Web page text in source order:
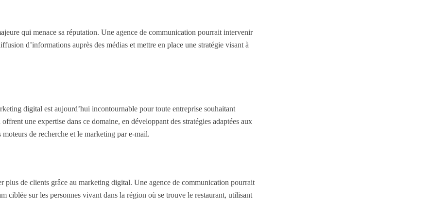
qui menace sa réputation. Une agence de communication pourrait intervenir
d’informations auprès des médias et mettre en place une stratégie visant à
digital est aujourd’hui incontournable pour toute entreprise souhaitant
une expertise dans ce domaine, en développant des stratégies adaptées aux
de recherche et le marketing par e-mail.
plus de clients grâce au marketing digital. Une agence de communication pourrait
ciblée sur les personnes vivant dans la région où se trouve le restaurant, utilisant